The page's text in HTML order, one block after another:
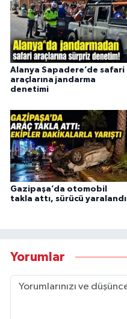
Alanya Sapadere’de safari
araçlarına jandarma
denetimi
Gazipaşa’da otomobil
takla attı, sürücü yaralandı
Yorumlar